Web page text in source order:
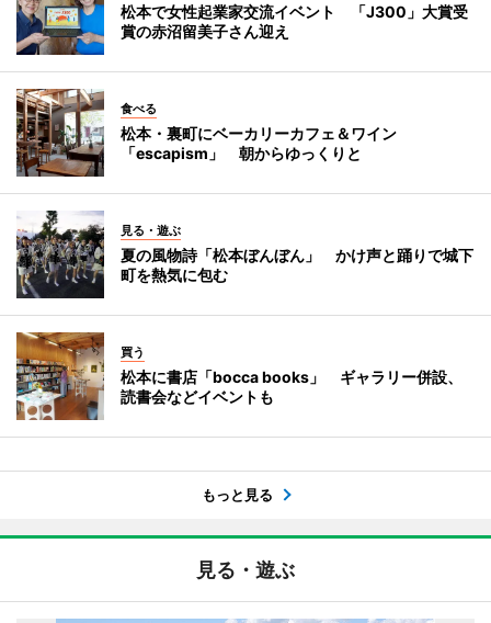
松本で女性起業家交流イベント 「J300」大賞受
賞の赤沼留美子さん迎え
食べる
松本・裏町にベーカリーカフェ＆ワイン
「escapism」 朝からゆっくりと
見る・遊ぶ
夏の風物詩「松本ぼんぼん」 かけ声と踊りで城下
町を熱気に包む
買う
松本に書店「bocca books」 ギャラリー併設、
読書会などイベントも
もっと見る
見る・遊ぶ